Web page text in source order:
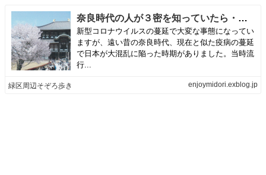
奈良時代の人が３密を知っていたら・・・ | 緑区周辺そぞろ歩き
新型コロナウイルスの蔓延で大変な事態になってい
ますが、遠い昔の奈良時代、現在と似た疫病の蔓延
で日本が大混乱に陥った時期がありました。当時流
行...
緑区周辺そぞろ歩き enjoymidori.exblog.jp